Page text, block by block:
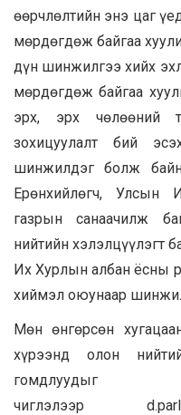
өөрчлөлтийн энэ цаг
мөрдөгдөж байгаа
дүн шинжилгээ хийх
мөрдөгдөж байгаа
эрх, эрх чөлөөний
зохицуулалт бий
шинжилдэг болж
Ерөнхийлөгч, Улсын
газрын санаачилж
нийтийн хэлэлцүүлэгт
Их Хурлын албан ёсны
хиймэл оюунаар
Мөн өнгөрсөн
хүрээнд олон
чиглэлээр